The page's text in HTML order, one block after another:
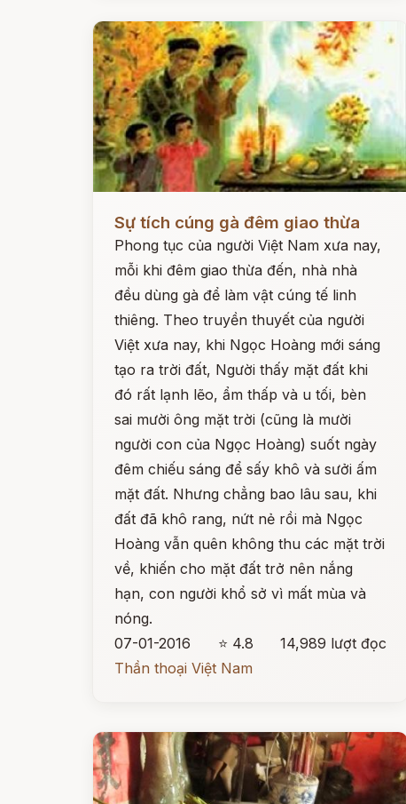
Sự tích cúng gà đêm giao thừa
Phong tục của người Việt Nam xưa nay,
mỗi khi đêm giao thừa đến, nhà nhà
đều dùng gà để làm vật cúng tế linh
thiêng. Theo truyền thuyết của người
Việt xưa nay, khi Ngọc Hoàng mới sáng
tạo ra trời đất, Người thấy mặt đất khi
đó rất lạnh lẽo, ẩm thấp và u tối, bèn
sai mười ông mặt trời (cũng là mười
người con của Ngọc Hoàng) suốt ngày
đêm chiếu sáng để sấy khô và sưởi ấm
mặt đất. Nhưng chẳng bao lâu sau, khi
đất đã khô rang, nứt nẻ rồi mà Ngọc
Hoàng vẫn quên không thu các mặt trời
về, khiến cho mặt đất trở nên nắng
hạn, con người khổ sở vì mất mùa và
nóng.
07-01-2016
⭐ 4.8
14,989 lượt đọc
Thần thoại Việt Nam